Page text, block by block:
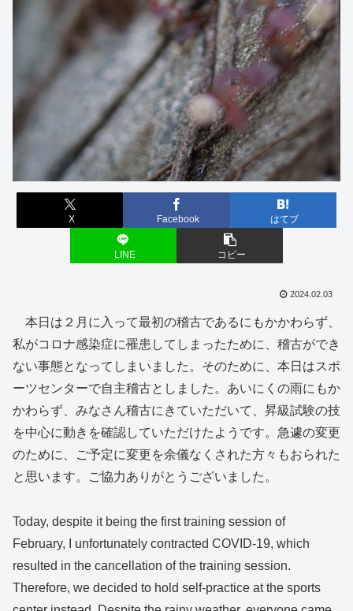
X Facebook はてブ
LINE コピー
2024.02.03
本日は２月に入って最初の稽古であるにもかかわらず、
私がコロナ感染症に罹患してしまったために、稽古ができ
ない事態となってしまいました。そのために、本日はスポ
ーツセンターで自主稽古としました。あいにくの雨にもか
かわらず、みなさん稽古にきていただいて、昇級試験の技
を中心に動きを確認していただけたようです。急遽の変更
のために、ご予定に変更を余儀なくされた方々もおられた
と思います。ご協力ありがとうございました。
Today, despite it being the first training session of
February, I unfortunately contracted COVID-19, which
resulted in the cancellation of the training session.
Therefore, we decided to hold self-practice at the sports